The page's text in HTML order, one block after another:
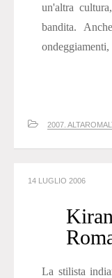
un'altra
bandita.
ondeggiamenti,
2007.
14 LUGLIO 2006
La stilista